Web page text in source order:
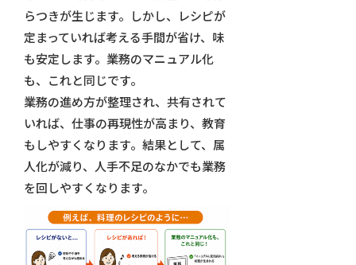
らつきが生じます。しかし、レシピが
定まっていれば考える手間が省け、味
も安定します。業務のマニュアル化
も、これと同じです。
業務の進め方が整理され、共有されて
いれば、仕事の再現性が高まり、教育
もしやすくなります。結果として、属
人化が減り、人手不足のなかでも業務
を回しやすくなります。